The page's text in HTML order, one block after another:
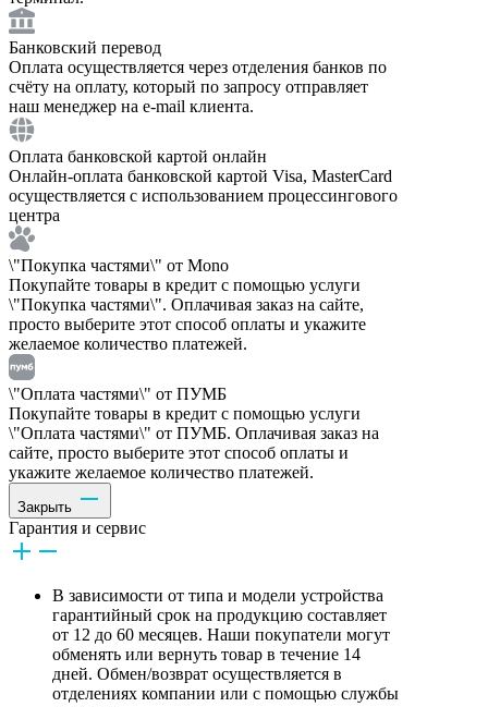
Банковский перевод
Оплата осуществляется через отделения банков по
счёту на оплату, который по запросу отправляет
наш менеджер на e-mail клиента.
Оплата банковской картой онлайн
Онлайн-оплата банковской картой Visa, MasterCard
осуществляется с использованием процессингового
центра
\"Покупка частями\" от Mono
Покупайте товары в кредит с помощью услуги
\"Покупка частями\". Оплачивая заказ на сайте,
просто выберите этот способ оплаты и укажите
желаемое количество платежей.
\"Оплата частями\" от ПУМБ
Покупайте товары в кредит с помощью услуги
\"Оплата частями\" от ПУМБ. Оплачивая заказ на
сайте, просто выберите этот способ оплаты и
укажите желаемое количество платежей.
Закрыть
Гарантия и сервис
В зависимости от типа и модели устройства
гарантийный срок на продукцию составляет
от 12 до 60 месяцев. Наши покупатели могут
обменять или вернуть товар в течение 14
дней. Обмен/возврат осуществляется в
отделениях компании или с помощью службы